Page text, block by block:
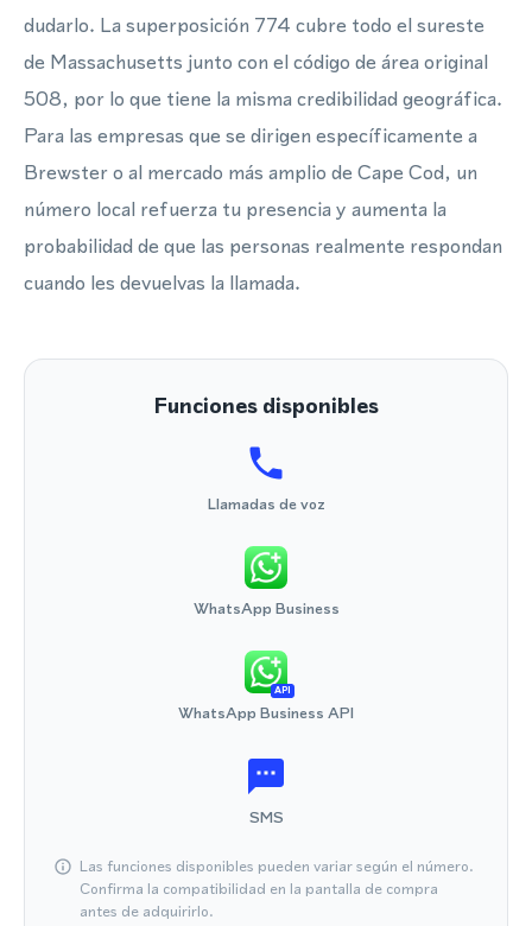
dudarlo. La superposición 774 cubre todo el sureste
de Massachusetts junto con el código de área original
508, por lo que tiene la misma credibilidad geográfica.
Para las empresas que se dirigen específicamente a
Brewster o al mercado más amplio de Cape Cod, un
número local refuerza tu presencia y aumenta la
probabilidad de que las personas realmente respondan
cuando les devuelvas la llamada.
Funciones disponibles
Llamadas de voz
WhatsApp Business
API
WhatsApp Business API
SMS
Las funciones disponibles pueden variar según el número.
Confirma la compatibilidad en la pantalla de compra
antes de adquirirlo.